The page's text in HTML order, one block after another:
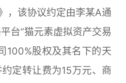
，该协议约定由李某A通
台“猫元素虚拟资产交易
100%股权及其名下的天
定转让费为15万元、商